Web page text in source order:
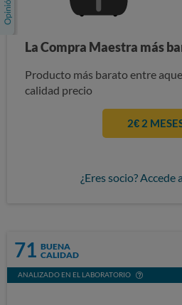
La Compra Maestra más
Producto más barato entre
calidad precio
2€ 2
¿Eres socio? Accede
71 BUENA
CALIDAD
ANALIZADO EN EL LABORATORIO